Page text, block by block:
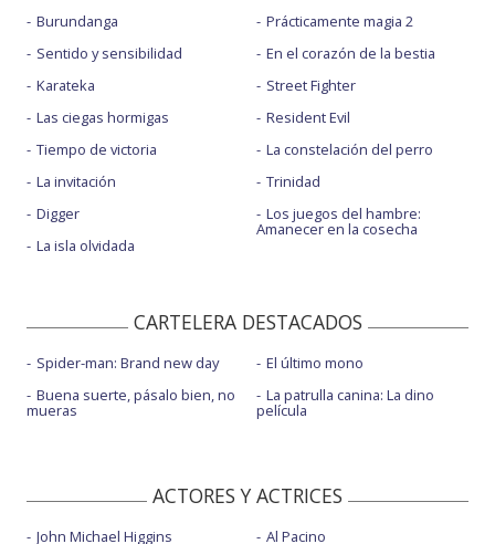
Burundanga
Sentido y sensibilidad
Karateka
Las ciegas hormigas
Tiempo de victoria
La invitación
Digger
La isla olvidada
Prácticamente magia 2
En el corazón de la bestia
Street Fighter
Resident Evil
La constelación del perro
Trinidad
Los juegos del hambre:
Amanecer en la cosecha
CARTELERA DESTACADOS
Spider-man: Brand new day
Buena suerte, pásalo bien, no
mueras
El último mono
La patrulla canina: La dino
película
ACTORES Y ACTRICES
John Michael Higgins
Al Pacino